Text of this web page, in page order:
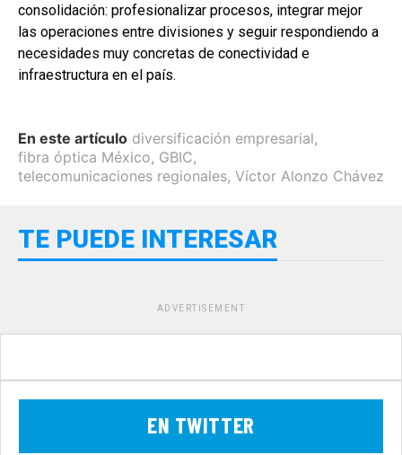
consolidación: profesionalizar procesos, integrar mejor
las operaciones entre divisiones y seguir respondiendo a
necesidades muy concretas de conectividad e
infraestructura en el país.
En este artículo diversificación empresarial,
fibra óptica México, GBIC,
telecomunicaciones regionales, Víctor Alonzo Chávez
TE PUEDE INTERESAR
ADVERTISEMENT
EN TWITTER